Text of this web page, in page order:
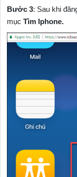
Bước 3: Sau khi
mụcTìm Iphone.